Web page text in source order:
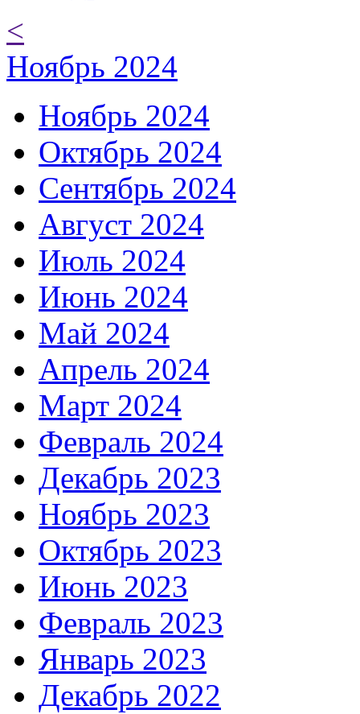
<
Ноябрь 2024
Ноябрь 2024
Октябрь 2024
Сентябрь 2024
Август 2024
Июль 2024
Июнь 2024
Май 2024
Апрель 2024
Март 2024
Февраль 2024
Декабрь 2023
Ноябрь 2023
Октябрь 2023
Июнь 2023
Февраль 2023
Январь 2023
Декабрь 2022